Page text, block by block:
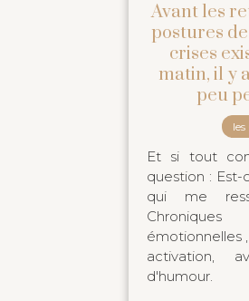
Avant les
postures
crises
matin, il y
peu
Et si tout
question : Est-
qui me
émotionnelles
activation,
d'humour.